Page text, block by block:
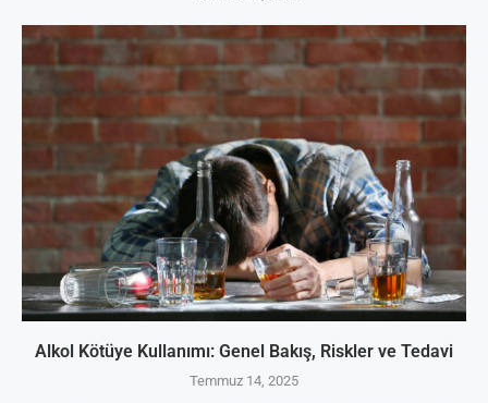
Alkol Kötüye Kullanımı: Genel Bakış, Riskler ve Tedavi
Temmuz 14, 2025